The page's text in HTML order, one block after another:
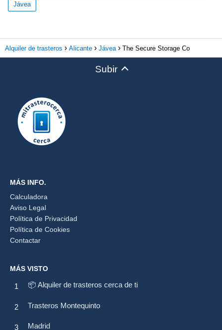
Jávea
Alquiler de trasteros Alicante Jávea The Secure Storage Co
Subir
MÁS INFO.
Calculadora
Aviso Legal
Política de Privacidad
Política de Cookies
Contactar
MÁS VISTO
📦 Alquiler de trasteros cerca de ti
Trasteros Montequinto
Madrid